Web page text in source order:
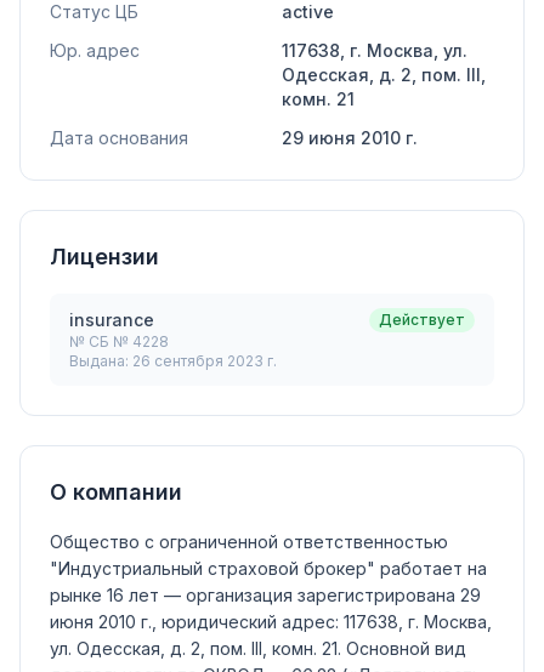
Статус ЦБ
active
Юр. адрес
117638, г. Москва, ул.
Одесская, д. 2, пом. III,
комн. 21
Дата основания
29 июня 2010 г.
Лицензии
insurance
№ СБ № 4228
Выдана: 26 сентября 2023 г.
Действует
О компании
Общество с ограниченной ответственностью
"Индустриальный страховой брокер" работает на
рынке 16 лет — организация зарегистрирована 29
июня 2010 г., юридический адрес: 117638, г. Москва,
ул. Одесская, д. 2, пом. III, комн. 21. Основной вид